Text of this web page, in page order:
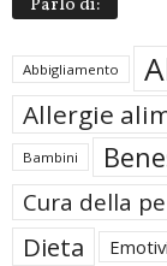
Parlo di:
Abbigliamento
Allergie
Bambini
Cura della
Dieta